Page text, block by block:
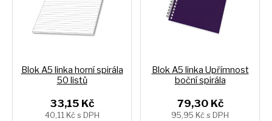
Blok A5 linka horní spirála
50 listů
33,15 Kč
40,11 Kč s DPH
Blok A5 linka Upřímnost
boční spirála
79,30 Kč
95,95 Kč s DPH